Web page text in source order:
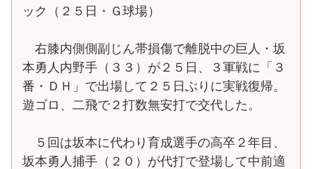
ック（２５日・Ｇ球場）
右膝内側側副じん帯損傷で離脱中の巨人・坂
本勇人内野手（３３）が２５日、３軍戦に「３
番・ＤＨ」で出場して２５日ぶりに実戦復帰。
遊ゴロ、二飛で２打数無安打で交代した。
５回は坂本に代わり育成選手の高卒２年目、
坂本勇人捕手（２０）が代打で登場して中前適